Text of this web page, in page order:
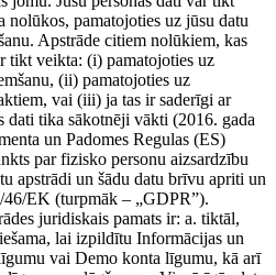
nolūkos, pamatojoties uz jūsu datu
Apstrāde citiem nolūkiem, kas
tikt veikta: (i) pamatojoties uz
(ii) pamatojoties uz
vai (iii) ja tas ir saderīgi ar
dati tika sākotnēji vākti (2016. gada
un Padomes Regulas (ES)
par fizisko personu aizsardzību
apstrādi un šādu datu brīvu apriti un
EK (turpmāk – „GDPR”).
juridiskais pamats ir: a. tiktāl,
lai izpildītu Informācijas un
vai Demo konta līgumu, kā arī